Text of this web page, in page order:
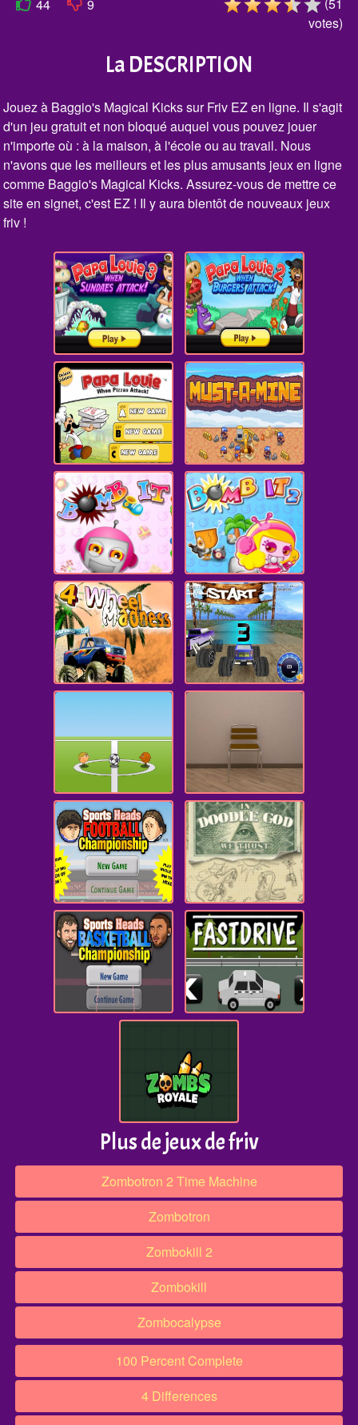
44 9
51
votes)
La DESCRIPTION
Jouez à Baggio's Magical Kicks sur Friv EZ en ligne. Il s'agit
d'un jeu gratuit et non bloqué auquel vous pouvez jouer
n'importe où : à la maison, à l'école ou au travail. Nous
n'avons que les meilleurs et les plus amusants jeux en ligne
comme Baggio's Magical Kicks. Assurez-vous de mettre ce
site en signet, c'est EZ ! Il y aura bientôt de nouveaux jeux
friv !
Plus de jeux de friv
Zombotron 2 Time Machine
Zombotron
Zombokill 2
Zombokill
Zombocalypse
100 Percent Complete
4 Differences